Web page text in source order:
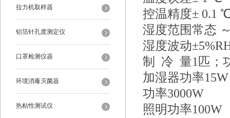
拉力机取样器
铝箔针孔度测定仪
口罩检测仪器
环境消毒灭菌器
热粘性测试仪
控温精度± 0.1
湿度范围常态
湿度波动
制 冷 量1匹；
加湿器功率15W
功率3000W
照明功率100W